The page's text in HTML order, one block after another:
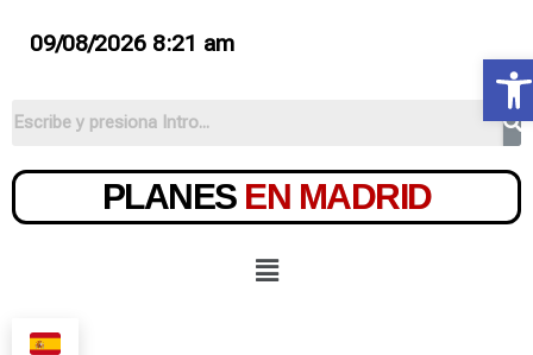
09/08/2026 8:21 am
PLANES EN MADRID